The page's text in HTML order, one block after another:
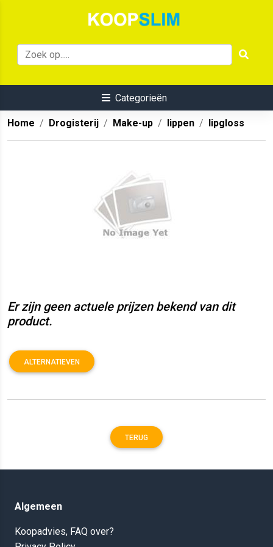
Categorieën
Home Drogisterij Make-up lippen lipgloss
Er zijn geen actuele prijzen bekend van dit
product.
ALTERNATIEVEN
TERUG
Algemeen
Koopadvies, FAQ over?